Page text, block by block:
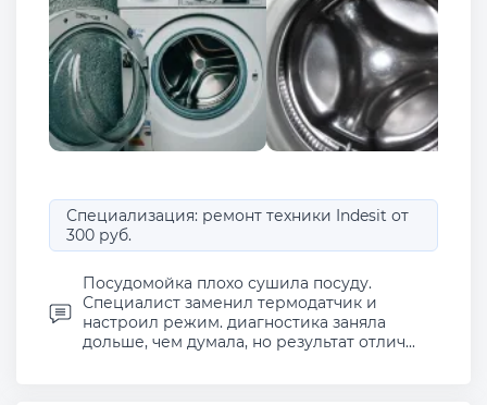
Специализация: ремонт техники Indesit от
300 руб.
Посудомойка плохо сушила посуду.
Специалист заменил термодатчик и
настроил режим. диагностика заняла
дольше, чем думала, но результат отлич...